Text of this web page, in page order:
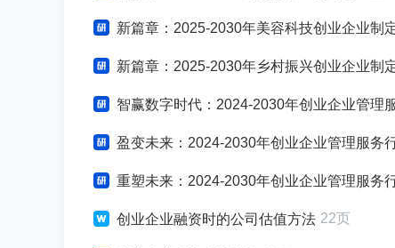
新篇章：2025-2030年美容科技创业企业制
新篇章：2025-2030年乡村振兴创业企业制
智赢数字时代：2024-2030年创业企业管理
盈变未来：2024-2030年创业企业管理服务
重塑未来：2024-2030年创业企业管理服务
创业企业融资时的公司估值方法 22页